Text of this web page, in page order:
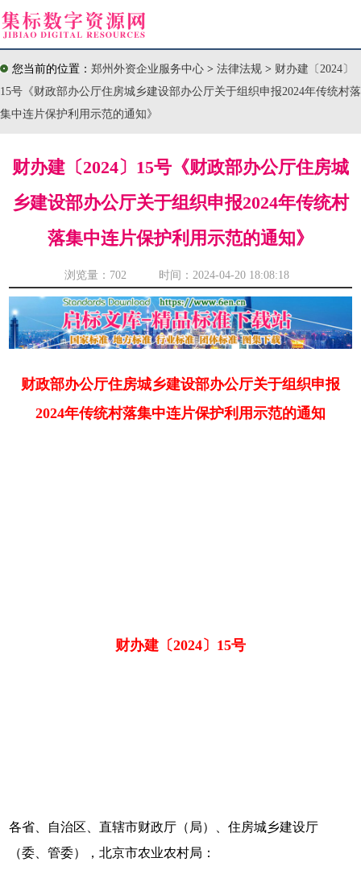
您当前的位置： 郑州外资企业服务中心 > 法律法规 > 财办建〔2024〕
15号《财政部办公厅住房城乡建设部办公厅关于组织申报2024年传统村落
集中连片保护利用示范的通知》
财办建〔2024〕15号《财政部办公厅住房城
乡建设部办公厅关于组织申报2024年传统村
落集中连片保护利用示范的通知》
浏览量： 702 时间：2024-04-20 18:08:18
财政部办公厅住房城乡建设部办公厅关于组织申报
2024年传统村落集中连片保护利用示范的通知
财办建〔2024〕15号
各省、自治区、直辖市财政厅（局）、住房城乡建设厅
（委、管委），北京市农业农村局：